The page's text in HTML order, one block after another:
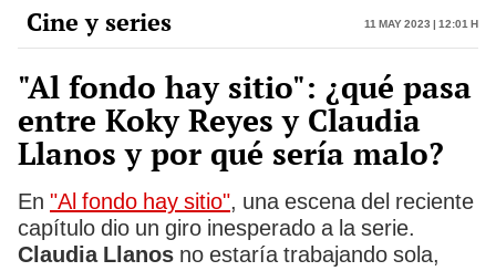
Cine y series 11 May 2023 | 12:01 h
"Al fondo hay sitio": ¿qué pasa
entre Koky Reyes y Claudia
Llanos y por qué sería malo?
En "Al fondo hay sitio", una escena del reciente
capítulo dio un giro inesperado a la serie.
Claudia Llanos no estaría trabajando sola,